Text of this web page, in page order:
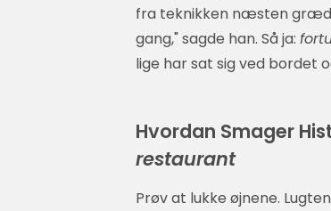
fra teknikken næsten
gang," sagde han. Så ja:
lige har sat sig ved bordet
Hvordan Smager
restaurant
Prøv at lukke øjnene.